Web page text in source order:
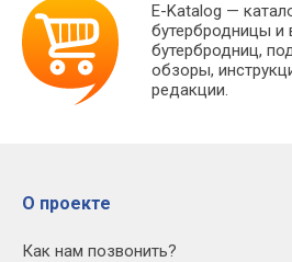
E-Katalog —
бутербродницы
бутербродниц,
обзоры,
редакции.
О проекте
Как нам позвонить?